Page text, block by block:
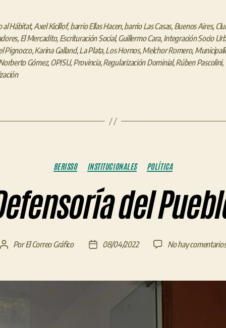
al Hábitat,Axel Kicillof,barrio Ellas Hacen,barrio Las Casas, Buenos Aires,
, El Mercadito, Escrituración Social,Guillermo Cara, Integración Socio
Pignocco,Karina Galland,La Plata,Los Hornos,Melchor Romero,
Gómez, OPISU, Provincia,Regularización Dominial,Rúben Pascolini,
Categorías
BERISSO INSTITUCIONALES POLÍTICA
del
Autor
entrada
PorEl Correo Gráfico
Fecha
entrada
08/04/2022 No hay comentarios